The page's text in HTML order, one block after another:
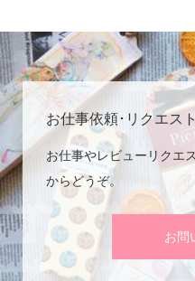
お仕事依頼･リクエス
お仕事やレビューリクエ
からどうぞ。
お問